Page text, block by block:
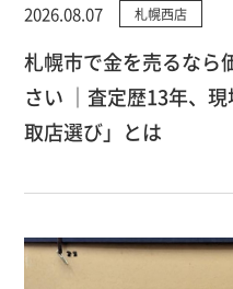
2026.08.07 札幌西店
札幌市で金を売るなら
さい ｜査定歴13年、
取店選び」とは